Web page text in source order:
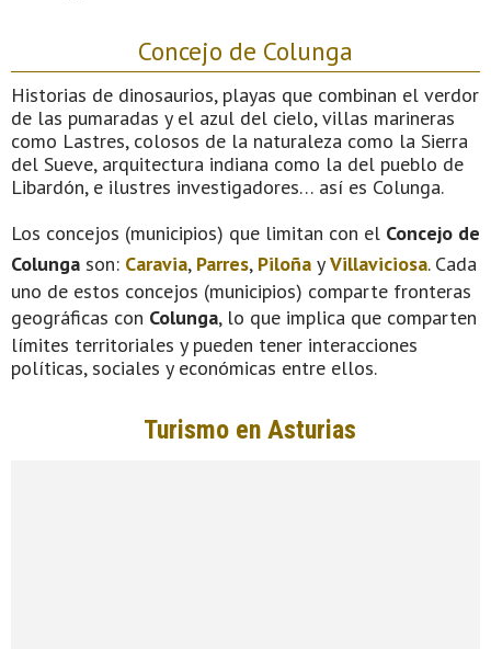
Concejo de Colunga
Historias de dinosaurios, playas que combinan el verdor
de las pumaradas y el azul del cielo, villas marineras
como Lastres, colosos de la naturaleza como la Sierra
del Sueve, arquitectura indiana como la del pueblo de
Libardón, e ilustres investigadores… así es Colunga.
Los concejos (municipios) que limitan con el Concejo de
Colunga son: Caravia, Parres, Piloña yVillaviciosa. Cada
uno de estos concejos (municipios) comparte fronteras
geográficas con Colunga, lo que implica que comparten
límites territoriales y pueden tener interacciones
políticas, sociales y económicas entre ellos.